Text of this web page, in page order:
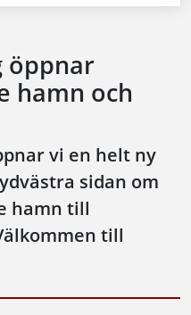
öppnar
hamn och
vi en helt ny
sidan om
hamn till
till